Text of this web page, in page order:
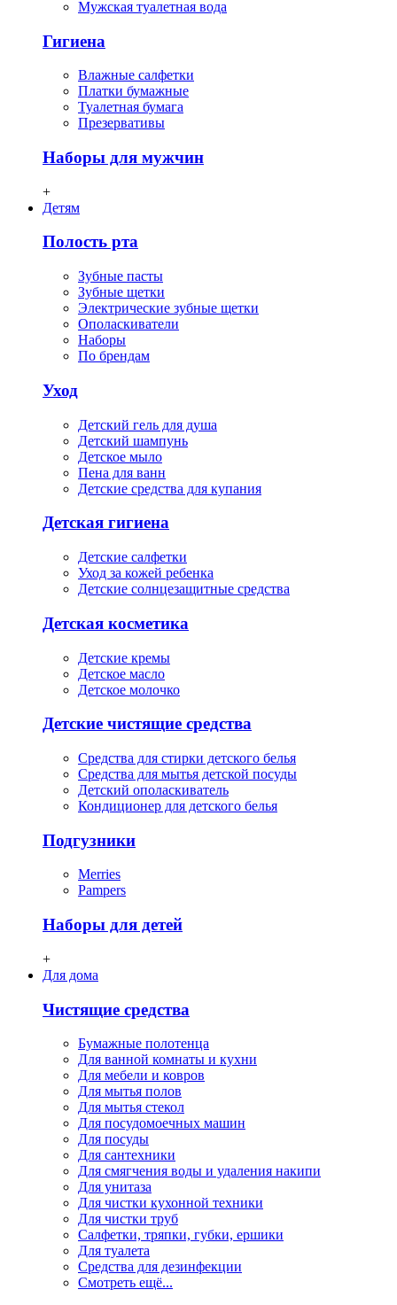
Мужская туалетная вода
Гигиена
Влажные салфетки
Платки бумажные
Туалетная бумага
Презервативы
Наборы для мужчин
+
Детям
Полость рта
Зубные пасты
Зубные щетки
Электрические зубные щетки
Ополаскиватели
Наборы
По брендам
Уход
Детский гель для душа
Детский шампунь
Детское мыло
Пена для ванн
Детские средства для купания
Детская гигиена
Детские салфетки
Уход за кожей ребенка
Детские солнцезащитные средства
Детская косметика
Детские кремы
Детское масло
Детское молочко
Детские чистящие средства
Средства для стирки детского белья
Средства для мытья детской посуды
Детский ополаскиватель
Кондиционер для детского белья
Подгузники
Merries
Pampers
Наборы для детей
+
Для дома
Чистящие средства
Бумажные полотенца
Для ванной комнаты и кухни
Для мебели и ковров
Для мытья полов
Для мытья стекол
Для посудомоечных машин
Для посуды
Для сантехники
Для смягчения воды и удаления накипи
Для унитаза
Для чистки кухонной техники
Для чистки труб
Салфетки, тряпки, губки, ершики
Для туалета
Средства для дезинфекции
Смотреть ещё...